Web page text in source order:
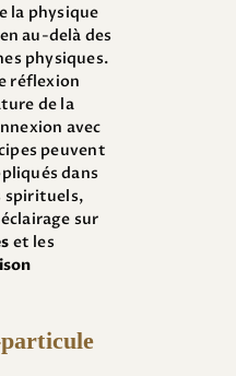
la physique
au-delà des
physiques.
réflexion
de la
avec
peuvent
dans
spirituels,
sur
et les